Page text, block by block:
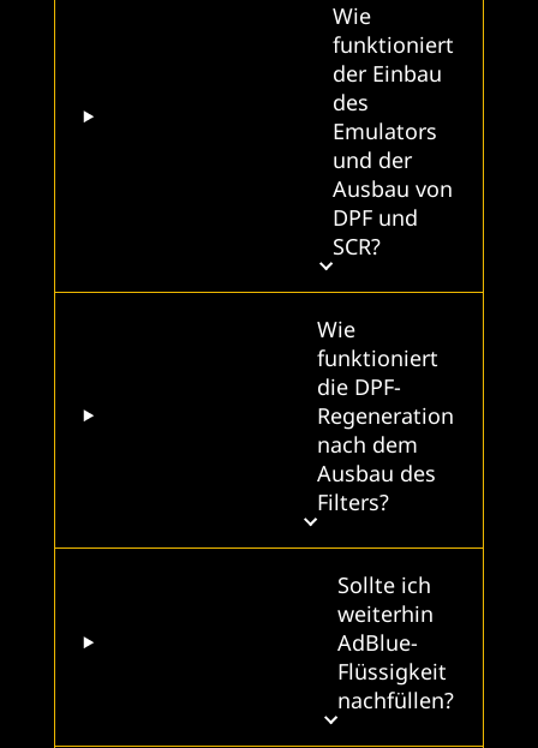
Wie
funktioniert
der Einbau
des
Emulators
und der
Ausbau von
DPF und
SCR?
Wie
funktioniert
die DPF-
Regeneration
nach dem
Ausbau des
Filters?
Sollte ich
weiterhin
AdBlue-
Flüssigkeit
nachfüllen?